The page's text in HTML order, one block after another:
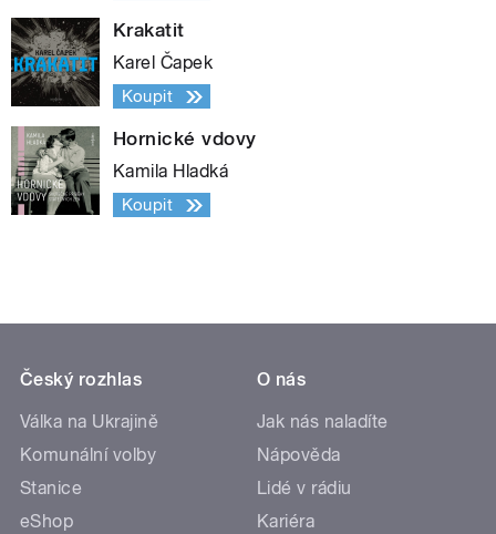
Krakatit
Karel Čapek
Koupit
Hornické vdovy
Kamila Hladká
Koupit
Český rozhlas
Válka na Ukrajině
Komunální volby
Stanice
eShop
O nás
Jak nás naladíte
Nápověda
Lidé v rádiu
Kariéra